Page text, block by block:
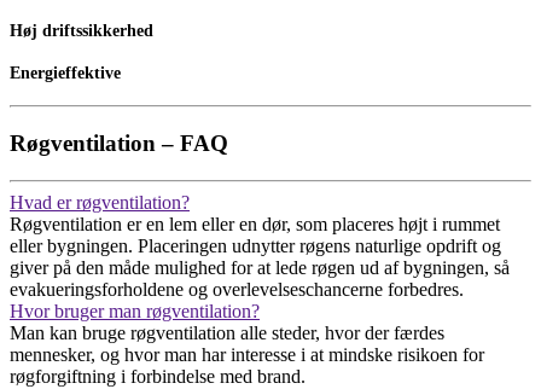
Høj driftssikkerhed
Energieffektive
Røgventilation – FAQ
Hvad er røgventilation?
Røgventilation er en lem eller en dør, som placeres højt i rummet
eller bygningen. Placeringen udnytter røgens naturlige opdrift og
giver på den måde mulighed for at lede røgen ud af bygningen, så
evakueringsforholdene og overlevelseschancerne forbedres.
Hvor bruger man røgventilation?
Man kan bruge røgventilation alle steder, hvor der færdes
mennesker, og hvor man har interesse i at mindske risikoen for
røgforgiftning i forbindelse med brand.